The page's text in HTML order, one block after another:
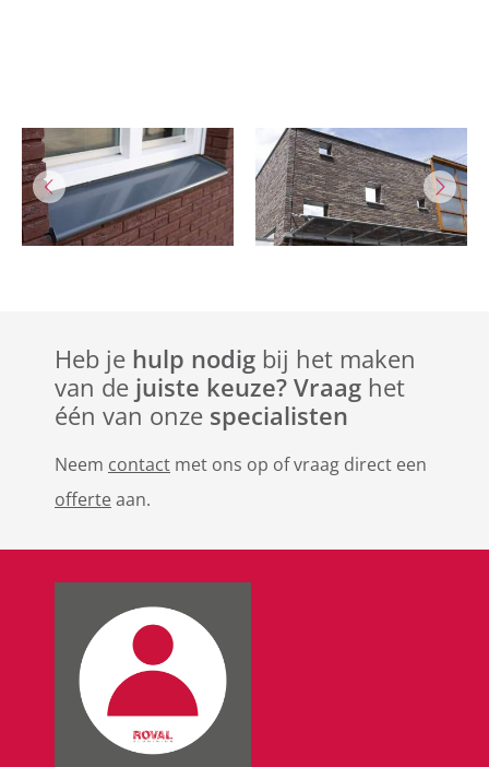
Heb je hulp nodig bij het maken
van de juiste keuze? Vraag het
één van onze specialisten
Neem contact met ons op of vraag direct een
offerteaan.